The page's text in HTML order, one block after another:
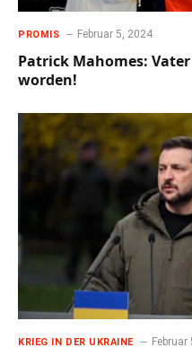
PROMIS Februar 5, 2024
Patrick Mahomes:
worden!
KRIEG IN DER UKRAINE Februar